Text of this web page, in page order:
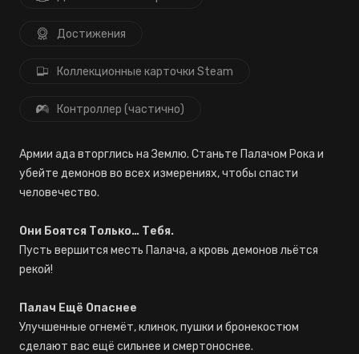
Достижения
Коллекционные карточки Steam
Контроллер (частично)
Армии ада вторглись на Землю. Станьте Палачом Рока и
убейте демонов во всех измерениях, чтобы спасти
человечество.
Они Боятся Только… Тебя.
Пусть вершится месть Палача, а кровь демонов льётся
рекой!
Палач Ещё Опаснее
Улучшенные огнемёт, клинок, пушки и бронекостюм
сделают вас ещё сильнее и смертоноснее.